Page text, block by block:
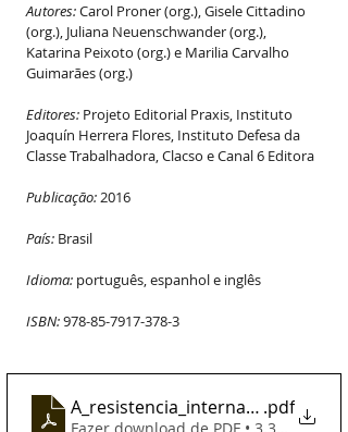
Autores: Carol Proner (org.), Gisele Cittadino
(org.), Juliana Neuenschwander (org.),
Katarina Peixoto (org.) e Marilia Carvalho
Guimarães (org.)
Editores: Projeto Editorial Praxis, Instituto
Joaquín Herrera Flores, Instituto Defesa da
Classe Trabalhadora, Clacso e Canal 6 Editora
Publicação: 2016
País: Brasil
Idioma: português, espanhol e inglês
ISBN: 978-85-7917-378-3
A_resistencia_internacional
.pdf